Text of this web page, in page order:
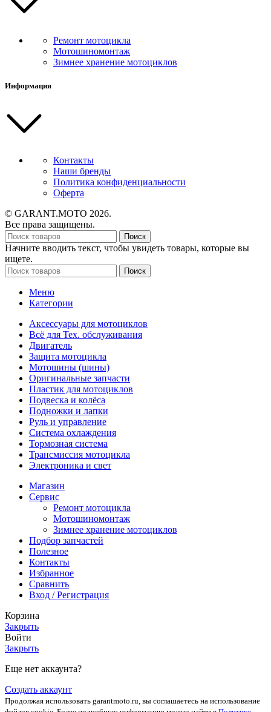
Ремонт мотоцикла
Мотошиномонтаж
Зимнее хранение мотоциклов
Информация
Контакты
Наши бренды
Политика конфиденциальности
Оферта
© GARANT.MOTO 2026.
Все права защищены.
Поиск
Начните вводить текст, чтобы увидеть товары, которые вы
ищете.
Поиск
Меню
Категории
Аксессуары для мотоциклов
Всё для Тех. обслуживания
Двигатель
Защита мотоцикла
Мотошины (шины)
Оригинальные запчасти
Пластик для мотоциклов
Подвеска и колёса
Подножки и лапки
Руль и управление
Система охлаждения
Тормозная система
Трансмиссия мотоцикла
Электроника и свет
Магазин
Сервис
Ремонт мотоцикла
Мотошиномонтаж
Зимнее хранение мотоциклов
Подбор запчастей
Полезное
Контакты
Избранное
Сравнить
Вход / Регистрация
Корзина
Закрыть
Войти
Закрыть
Еще нет аккаунта?
Создать аккаунт
Продолжая использовать garantmoto.ru, вы соглашаетесь на использование